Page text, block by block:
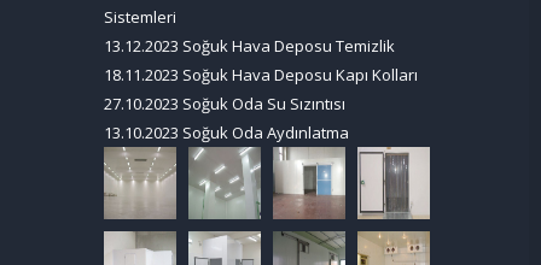
Sistemleri
13.12.2023 Soğuk Hava Deposu Temizlik
18.11.2023 Soğuk Hava Deposu Kapı Kolları
27.10.2023 Soğuk Oda Su Sızıntısı
13.10.2023 Soğuk Oda Aydınlatma